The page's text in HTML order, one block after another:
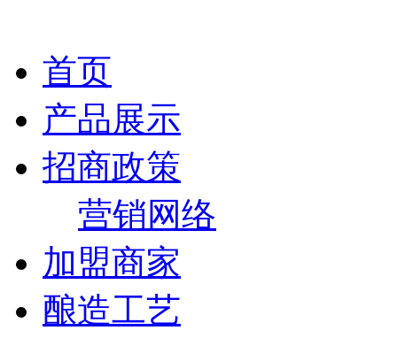
首页
产品展示
招商政策
营销网络
加盟商家
酿造工艺